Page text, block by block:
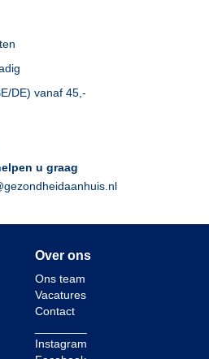
DE) vanaf 45,-
u graag
Over ons
Ons team
Vacatures
Contact
Instagram